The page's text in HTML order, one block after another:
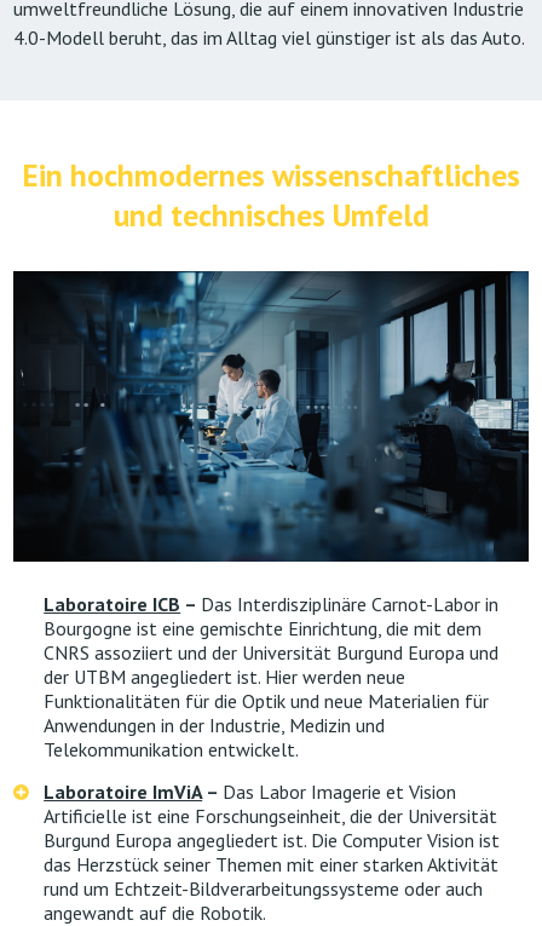
umweltfreundliche Lösung, die auf einem innovativen Industrie
4.0-Modell beruht, das im Alltag viel günstiger ist als das Auto.
Ein hochmodernes wissenschaftliches
und technisches Umfeld
Laboratoire ICB – Das Interdisziplinäre Carnot-Labor in
Bourgogne ist eine gemischte Einrichtung, die mit dem
CNRS assoziiert und der Universität Burgund Europa und
der UTBM angegliedert ist. Hier werden neue
Funktionalitäten für die Optik und neue Materialien für
Anwendungen in der Industrie, Medizin und
Telekommunikation entwickelt.
Laboratoire ImViA– Das Labor Imagerie et Vision
Artificielle ist eine Forschungseinheit, die der Universität
Burgund Europa angegliedert ist. Die Computer Vision ist
das Herzstück seiner Themen mit einer starken Aktivität
rund um Echtzeit-Bildverarbeitungssysteme oder auch
angewandt auf die Robotik.